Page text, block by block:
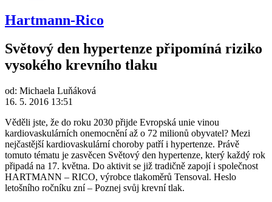
Hartmann-Rico
Světový den hypertenze připomíná riziko
vysokého krevního tlaku
od: Michaela Luňáková
16. 5. 2016 13:51
Věděli jste, že do roku 2030 přijde Evropská unie vinou
kardiovaskulárních onemocnění až o 72 milionů obyvatel? Mezi
nejčastější kardiovaskulární choroby patří i hypertenze. Právě
tomuto tématu je zasvěcen Světový den hypertenze, který každý rok
připadá na 17. května. Do aktivit se již tradičně zapojí i společnost
HARTMANN – RICO, výrobce tlakoměrů Tensoval. Heslo
letošního ročníku zní – Poznej svůj krevní tlak.